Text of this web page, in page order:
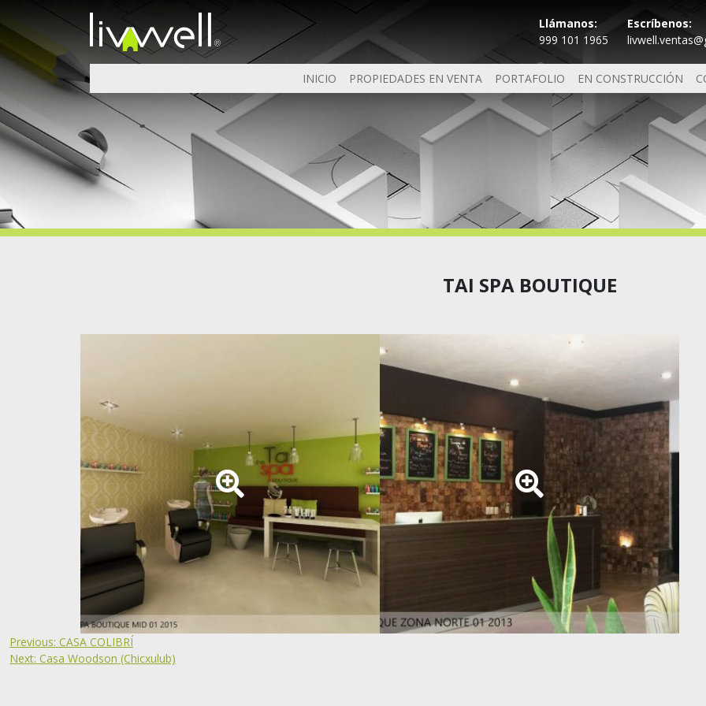
Llámanos:
999 101 1965
Escríbenos:
INICIO PROPIEDADES EN VENTA PORTAFOLIO EN CONSTRUCCIÓN
TAI SPA BOUTIQUE
Previous: CASA COLIBRÍ
Next: Casa Woodson (Chicxulub)